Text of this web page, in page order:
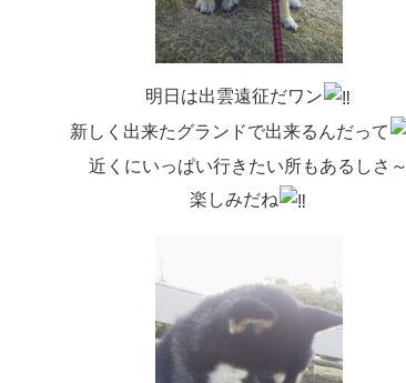
明日は出雲遠征だワン
新しく出来たグランドで出来るんだって
近くにいっぱい行きたい所もあるしさ～
楽しみだね